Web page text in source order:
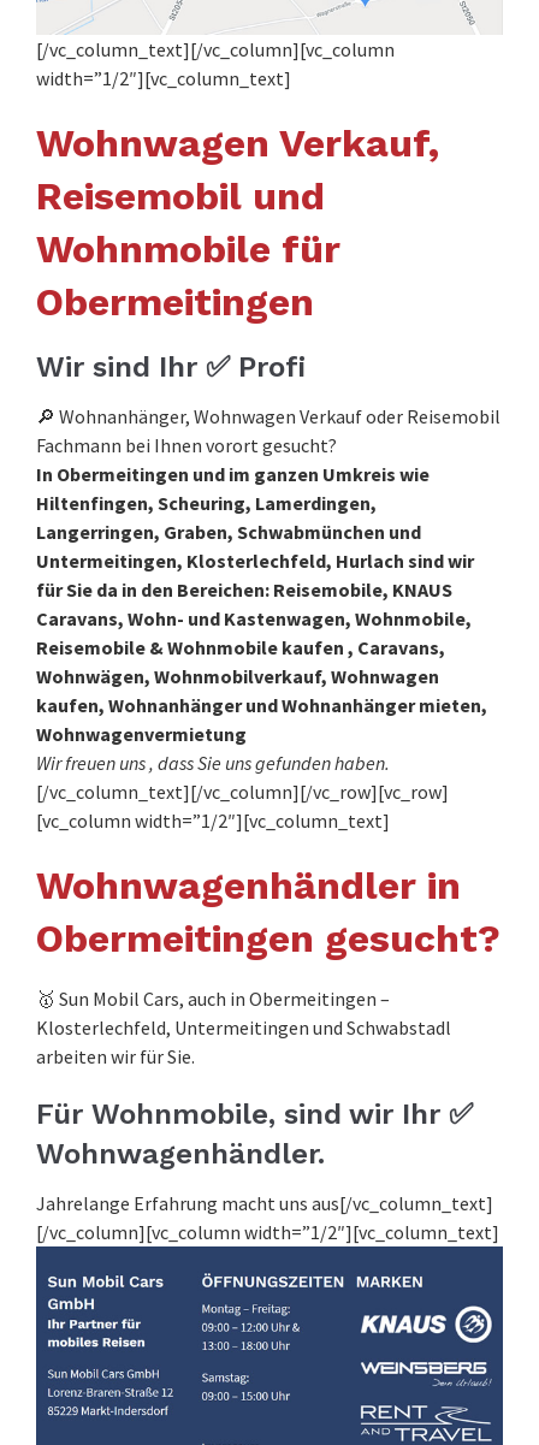
[/vc_column_text][/vc_column][vc_column
width=”1/2″][vc_column_text]
Wohnwagen Verkauf,
Reisemobil und
Wohnmobile für
Obermeitingen
Wir sind Ihr ✅ Profi
🔎 Wohnanhänger, Wohnwagen Verkauf oder Reisemobil
Fachmann bei Ihnen vorort gesucht?
In Obermeitingen und im ganzen Umkreis wie
Hiltenfingen, Scheuring, Lamerdingen,
Langerringen, Graben, Schwabmünchen und
Untermeitingen, Klosterlechfeld, Hurlach sind wir
für Sie da in den Bereichen: Reisemobile, KNAUS
Caravans, Wohn- und Kastenwagen, Wohnmobile,
Reisemobile & Wohnmobile kaufen , Caravans,
Wohnwägen, Wohnmobilverkauf, Wohnwagen
kaufen, Wohnanhänger und Wohnanhänger mieten,
Wohnwagenvermietung
Wir freuen uns , dass Sie uns gefunden haben.
[/vc_column_text][/vc_column][/vc_row][vc_row]
[vc_column width=”1/2″][vc_column_text]
Wohnwagenhändler in
Obermeitingen gesucht?
🥇 Sun Mobil Cars, auch in Obermeitingen –
Klosterlechfeld, Untermeitingen und Schwabstadl
arbeiten wir für Sie.
Für Wohnmobile, sind wir Ihr ✅
Wohnwagenhändler.
Jahrelange Erfahrung macht uns aus[/vc_column_text]
[/vc_column][vc_column width=”1/2″][vc_column_text]